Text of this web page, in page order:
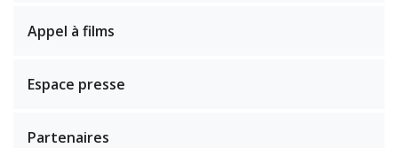
Appel à films
Espace presse
Partenaires